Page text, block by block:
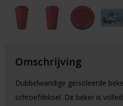
Omschrijving
Dubbelwandige geïsoleerde
schroefdeksel. De beker is